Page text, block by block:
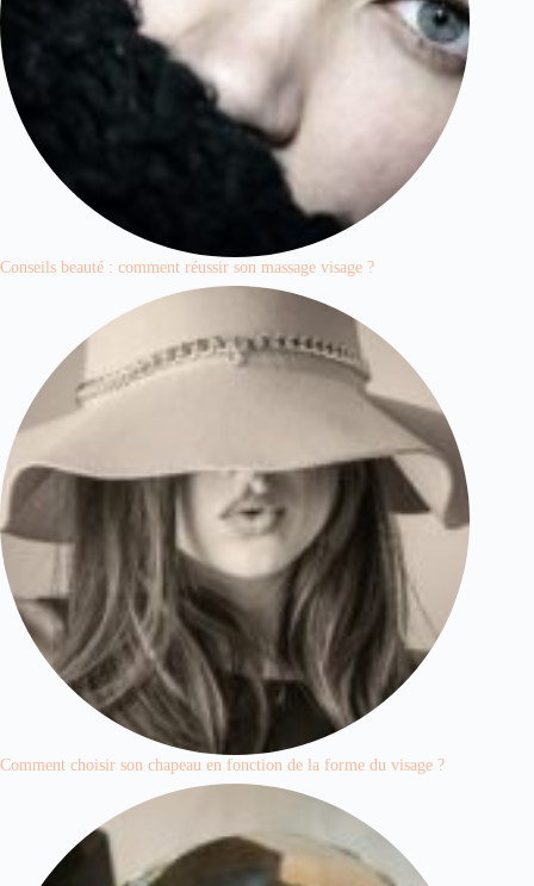
Conseils beauté : comment réussir son massage visage ?
Comment choisir son chapeau en fonction de la forme du visage ?